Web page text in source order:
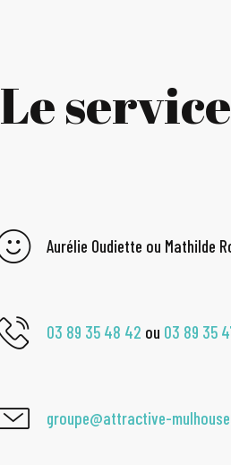
Le
Aurélie Oudiette ou Mathilde
03 89 35 48 42 ou 03 89 35
groupe@attractive-